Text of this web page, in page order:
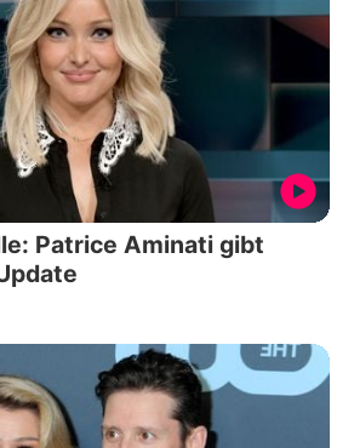
Patrice Aminati gibt